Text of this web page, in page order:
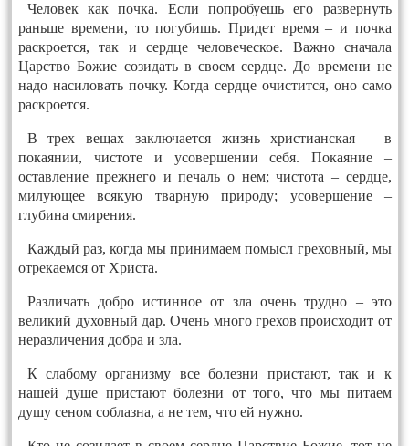
Человек как почка. Если попробуешь его развернуть
раньше времени, то погубишь. Придет время – и почка
раскроется, так и сердце человеческое. Важно сначала
Царство Божие созидать в своем сердце. До времени не
надо насиловать почку. Когда сердце очистится, оно само
раскроется.
В трех вещах заключается жизнь христианская – в
покаянии, чистоте и усовершении себя. Покаяние –
оставление прежнего и печаль о нем; чистота – сердце,
милующее всякую тварную природу; усовершение –
глубина смирения.
Каждый раз, когда мы принимаем помысл греховный, мы
отрекаемся от Христа.
Различать добро истинное от зла очень трудно – это
великий духовный дар. Очень много грехов происходит от
неразличения добра и зла.
К слабому организму все болезни пристают, так и к
нашей душе пристают болезни от того, что мы питаем
душу сеном соблазна, а не тем, что ей нужно.